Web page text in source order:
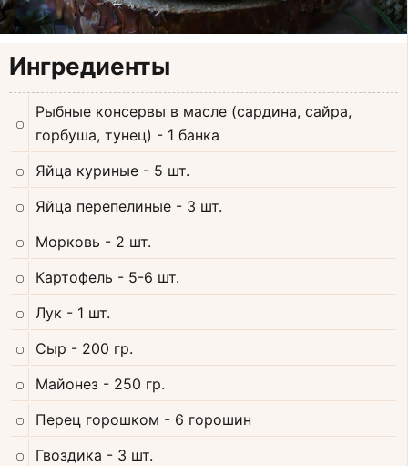
Ингредиенты
Рыбные консервы в масле (сардина, сайра,
горбуша, тунец) - 1 банка
Яйца куриные - 5 шт.
Яйца перепелиные - 3 шт.
Морковь - 2 шт.
Картофель - 5-6 шт.
Лук - 1 шт.
Сыр - 200 гр.
Майонез - 250 гр.
Перец горошком - 6 горошин
Гвоздика - 3 шт.